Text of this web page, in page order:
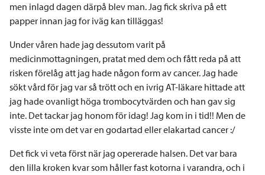
men inlagd dagen därpå blev man. Jag fick skriva på ett
papper innan jag for iväg kan tilläggas!
Under våren hade jag dessutom varit på
medicinmottagningen, pratat med dem och fått reda på att
risken förelåg att jag hade någon form av cancer. Jag hade
sökt vård för jag var så trött och en ivrig AT-läkare hittade att
jag hade ovanligt höga trombocytvärden och han gav sig
inte. Det tackar jag honom för idag! Jag kom in i tid!! Men de
visste inte om det var en godartad eller elakartad cancer :/
Det fick vi veta först när jag opererade halsen. Det var bara
den lilla kroken kvar som håller fast kotorna i varandra, och i